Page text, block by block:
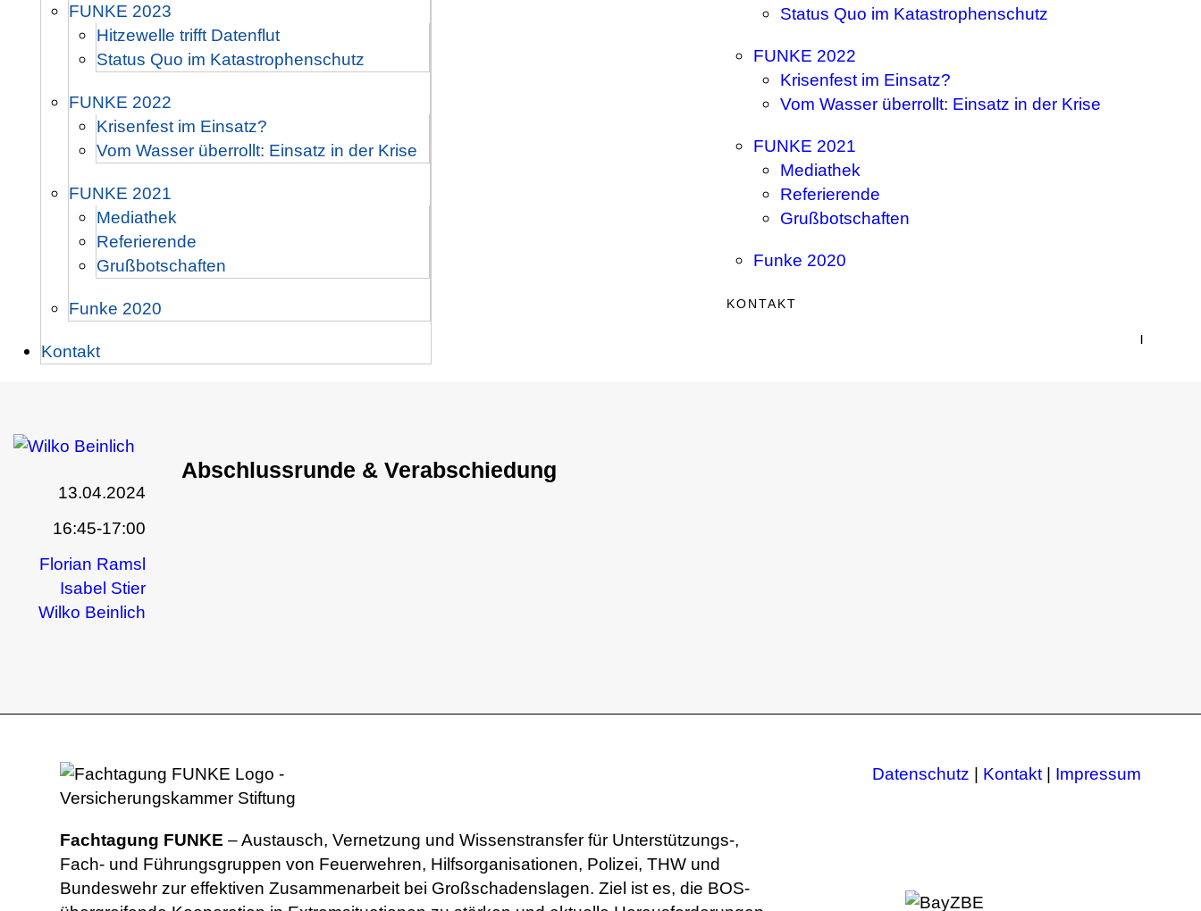
FUNKE 2023
Hitzewelle trifft Datenflut
Status Quo im Katastrophenschutz
FUNKE 2022
Krisenfest im Einsatz?
Vom Wasser überrollt: Einsatz in der Krise
FUNKE 2021
Mediathek
Referierende
Grußbotschaften
Funke 2020
Kontakt
Status Quo im Katastrophenschutz
FUNKE 2022
Krisenfest im Einsatz?
Vom Wasser überrollt: Einsatz in der Krise
FUNKE 2021
Mediathek
Referierende
Grußbotschaften
Funke 2020
KONTAKT
|
13.04.2024
16:45-17:00
Florian Ramsl
Isabel Stier
Wilko Beinlich
Abschlussrunde & Verabschiedung
Fachtagung FUNKE – Austausch, Vernetzung und Wissenstransfer für Unterstützungs-,
Fach- und Führungsgruppen von Feuerwehren, Hilfsorganisationen, Polizei, THW und
Bundeswehr zur effektiven Zusammenarbeit bei Großschadenslagen. Ziel ist es, die BOS-
Datenschutz | Kontakt| Impressum